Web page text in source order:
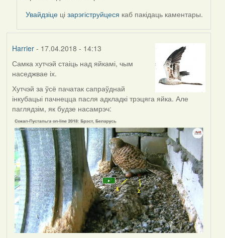
Увайдзіце цізарэгіструйцеся каб пакідаць каментары.
Harrier- 17.04.2018 - 14:13
Самка хутчэй стаіць над яйкамі, чым
наседжвае іх.
Хутчэй за ўсё пачатак сапраўднай
інкубацыі пачнецца пасля адкладкі трэцяга яйка. Але
паглядзім, як будзе насамрэч: